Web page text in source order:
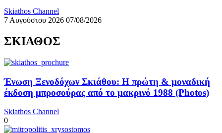
Skiathos Channel
7 Αυγούστου 2026 07/08/2026
ΣΚΙΑΘΟΣ
Ένωση Ξενοδόχων Σκιάθου: Η πρώτη & μοναδική
έκδοση μπροσούρας από το μακρινό 1988 (Photos)
Skiathos Channel
0